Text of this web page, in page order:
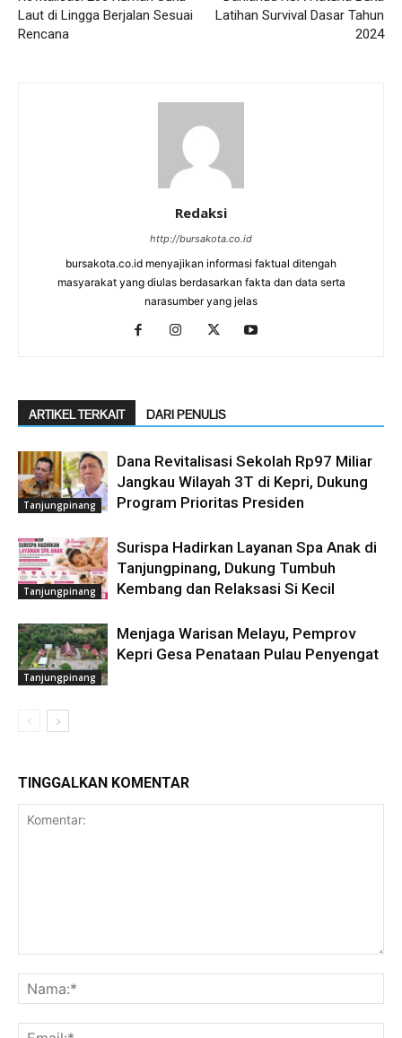
Laut di Lingga Berjalan Sesuai
Rencana
Latihan Survival Dasar Tahun
2024
Redaksi
http://bursakota.co.id
bursakota.co.id menyajikan informasi faktual ditengah
masyarakat yang diulas berdasarkan fakta dan data serta
narasumber yang jelas
ARTIKEL TERKAIT DARI PENULIS
Tanjungpinang
Dana Revitalisasi Sekolah Rp97 Miliar
Jangkau Wilayah 3T di Kepri, Dukung
Program Prioritas Presiden
Tanjungpinang
Surispa Hadirkan Layanan Spa Anak di
Tanjungpinang, Dukung Tumbuh
Kembang dan Relaksasi Si Kecil
Tanjungpinang
Menjaga Warisan Melayu, Pemprov
Kepri Gesa Penataan Pulau Penyengat
TINGGALKAN KOMENTAR